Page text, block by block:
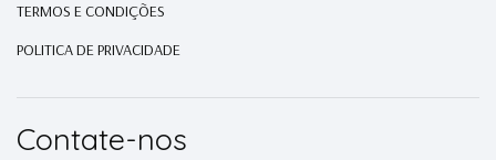
TERMOS E CONDIÇÕES
POLITICA DE PRIVACIDADE
Contate-nos